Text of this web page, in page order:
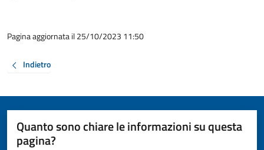
Pagina aggiornata il 25/10/2023 11:50
Indietro
Quanto sono chiare le informazioni su questa
pagina?